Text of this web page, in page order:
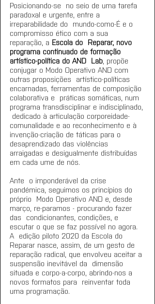
Posicionando-se  no seio de uma tarefa
paradoxal e urgente, entre a
irreparabilidade do  mundo-como-É e o
compromisso ético com a sua
reparação, a Escola do  Reparar, novo
programa continuado de formação
artístico-política do AND  Lab, propõe
conjugar o Modo Operativo AND com
outras proposições  artístico-políticas
encarnadas, ferramentas de composição
colaborativa e  práticas somáticas, num
programa transdisciplinar e indisciplinado,
dedicado à articulação corporeidade-
comunalidade e ao reconhecimento e à
invenção-criação de táticas para o
desaprendizado das violências
arraigadas e desigualmente distribuídas
em cada ume de nós.
Ante  o imponderável da crise
pandémica, seguimos os princípios do
próprio  Modo Operativo AND e, desde
março, re-paramos - procurando fazer
das  condicionantes, condições, e
escutar o que se faz possível no agora.
A  edição piloto 2020 da Escola do
Reparar nasce, assim, de um gesto de
reparação radical, que envolveu aceitar a
suspensão inevitável da  dimensão
situada e corpo-a-corpo, abrindo-nos a
novos formatos para  reinventar toda
uma programação.